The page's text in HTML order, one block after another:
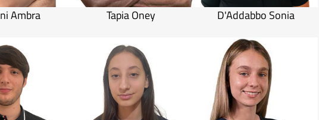
Ambra Tapia Oney D'Addabbo Sonia